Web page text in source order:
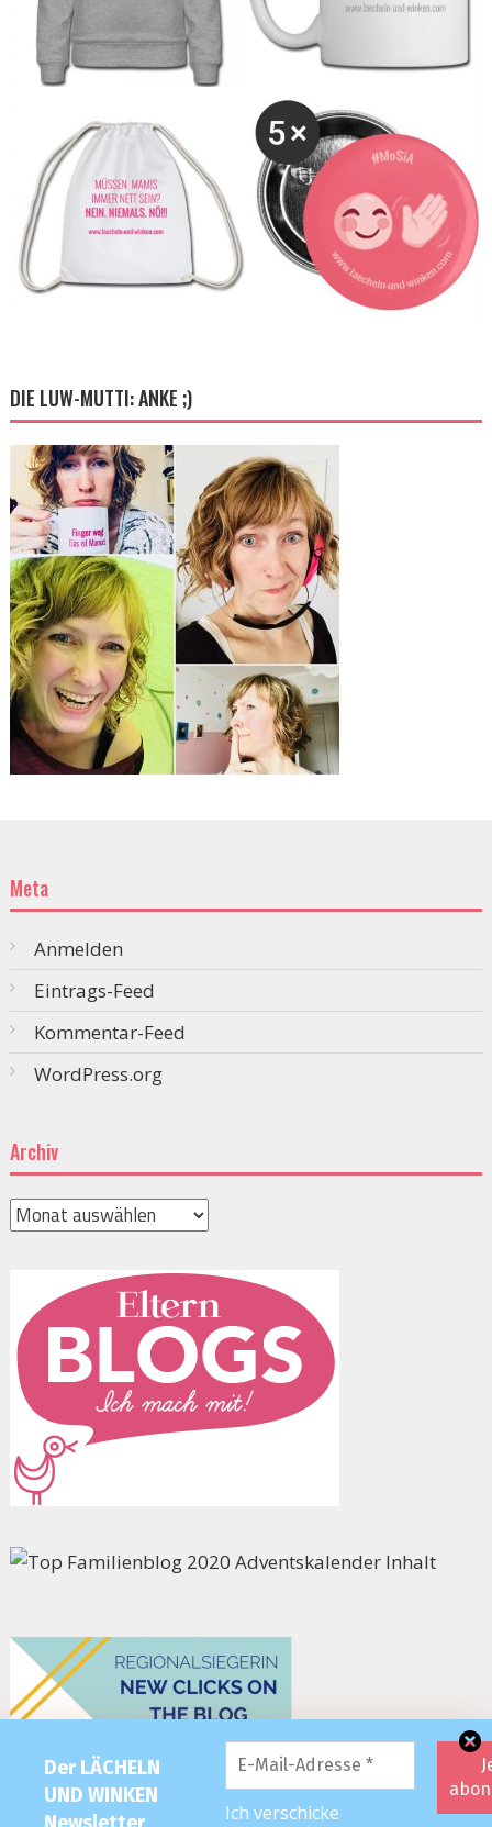
Der LÄCHELN
UND WINKEN
Ich verschicke
DIE LUW-MUTTI: ANKE ;)
Meta
Anmelden
Eintrags-Feed
Kommentar-Feed
WordPress.org
Archiv
Archiv